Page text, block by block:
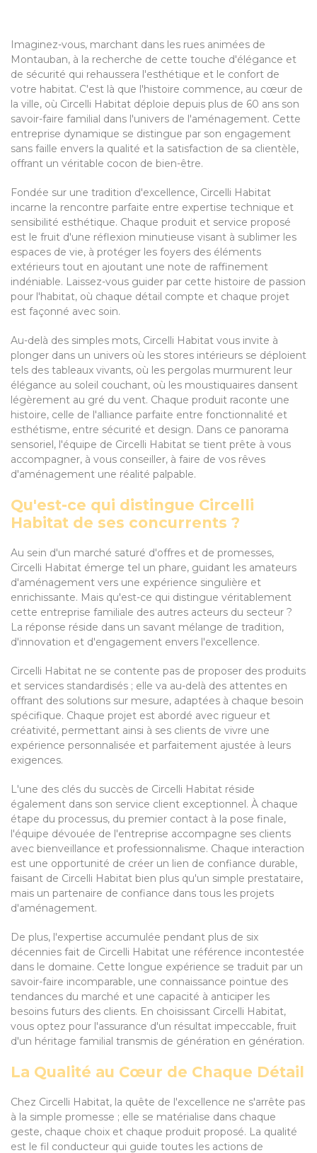
Imaginez-vous, marchant dans les rues animées de
Montauban, à la recherche de cette touche d'élégance et
de sécurité qui rehaussera l'esthétique et le confort de
votre habitat. C'est là que l'histoire commence, au cœur de
la ville, où Circelli Habitat déploie depuis plus de 60 ans son
savoir-faire familial dans l'univers de l'aménagement. Cette
entreprise dynamique se distingue par son engagement
sans faille envers la qualité et la satisfaction de sa clientèle,
offrant un véritable cocon de bien-être.
Fondée sur une tradition d'excellence, Circelli Habitat
incarne la rencontre parfaite entre expertise technique et
sensibilité esthétique. Chaque produit et service proposé
est le fruit d'une réflexion minutieuse visant à sublimer les
espaces de vie, à protéger les foyers des éléments
extérieurs tout en ajoutant une note de raffinement
indéniable. Laissez-vous guider par cette histoire de passion
pour l'habitat, où chaque détail compte et chaque projet
est façonné avec soin.
Au-delà des simples mots, Circelli Habitat vous invite à
plonger dans un univers où les stores intérieurs se déploient
tels des tableaux vivants, où les pergolas murmurent leur
élégance au soleil couchant, où les moustiquaires dansent
légèrement au gré du vent. Chaque produit raconte une
histoire, celle de l'alliance parfaite entre fonctionnalité et
esthétisme, entre sécurité et design. Dans ce panorama
sensoriel, l'équipe de Circelli Habitat se tient prête à vous
accompagner, à vous conseiller, à faire de vos rêves
d'aménagement une réalité palpable.
Qu'est-ce qui distingue Circelli
Habitat de ses concurrents ?
Au sein d'un marché saturé d'offres et de promesses,
Circelli Habitat émerge tel un phare, guidant les amateurs
d'aménagement vers une expérience singulière et
enrichissante. Mais qu'est-ce qui distingue véritablement
cette entreprise familiale des autres acteurs du secteur ?
La réponse réside dans un savant mélange de tradition,
d'innovation et d'engagement envers l'excellence.
Circelli Habitat ne se contente pas de proposer des produits
et services standardisés ; elle va au-delà des attentes en
offrant des solutions sur mesure, adaptées à chaque besoin
spécifique. Chaque projet est abordé avec rigueur et
créativité, permettant ainsi à ses clients de vivre une
expérience personnalisée et parfaitement ajustée à leurs
exigences.
L'une des clés du succès de Circelli Habitat réside
également dans son service client exceptionnel. À chaque
étape du processus, du premier contact à la pose finale,
l'équipe dévouée de l'entreprise accompagne ses clients
avec bienveillance et professionnalisme. Chaque interaction
est une opportunité de créer un lien de confiance durable,
faisant de Circelli Habitat bien plus qu'un simple prestataire,
mais un partenaire de confiance dans tous les projets
d'aménagement.
De plus, l'expertise accumulée pendant plus de six
décennies fait de Circelli Habitat une référence incontestée
dans le domaine. Cette longue expérience se traduit par un
savoir-faire incomparable, une connaissance pointue des
tendances du marché et une capacité à anticiper les
besoins futurs des clients. En choisissant Circelli Habitat,
vous optez pour l'assurance d'un résultat impeccable, fruit
d'un héritage familial transmis de génération en génération.
La Qualité au Cœur de Chaque Détail
Chez Circelli Habitat, la quête de l'excellence ne s'arrête pas
à la simple promesse ; elle se matérialise dans chaque
geste, chaque choix et chaque produit proposé. La qualité
est le fil conducteur qui guide toutes les actions de